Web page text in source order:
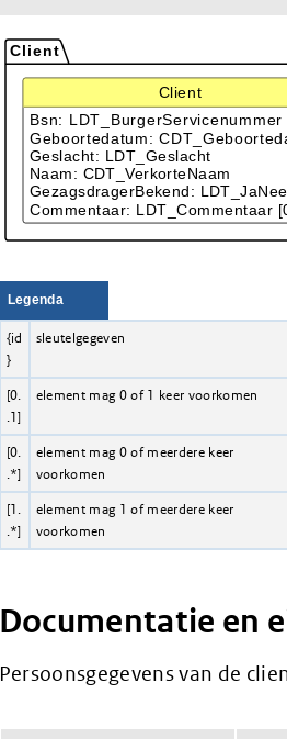
Legenda
{id
}
sleutelgegeven
[0.
.1]
element mag 0 of 1 keer voorkomen
[0.
.*]
element mag 0 of meerdere keer
voorkomen
[1.
.*]
element mag 1 of meerdere keer
voorkomen
Documentatie en
Persoonsgegevens van de